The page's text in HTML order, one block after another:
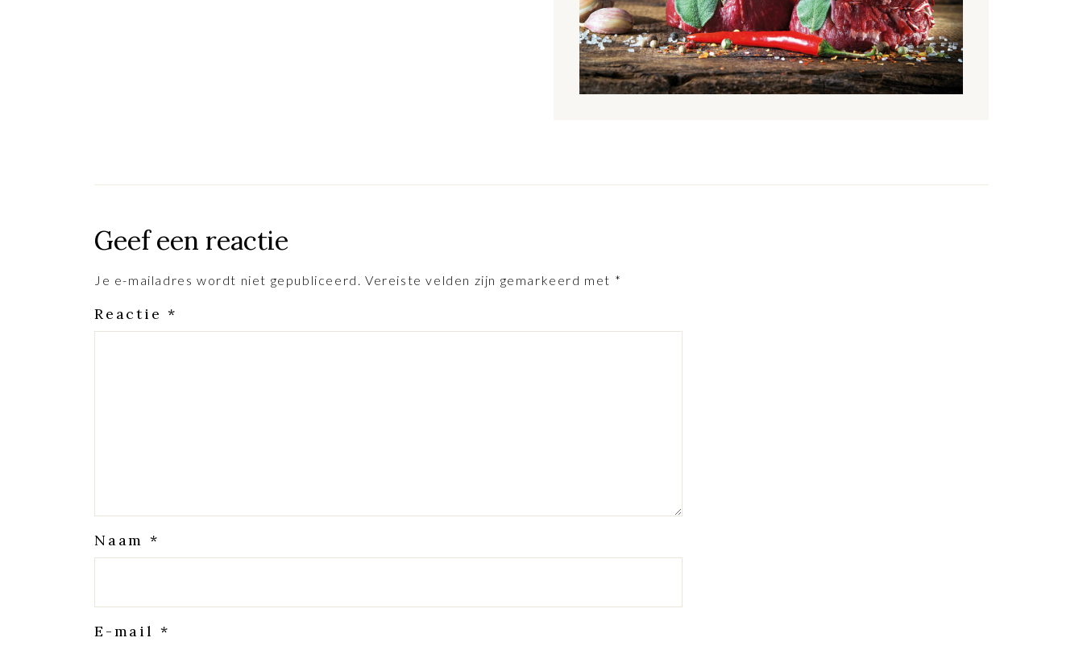
Geef een reactie
Je e-mailadres wordt niet gepubliceerd. Vereiste velden zijn gemarkeerd met *
Reactie*
Naam *
E-mail *